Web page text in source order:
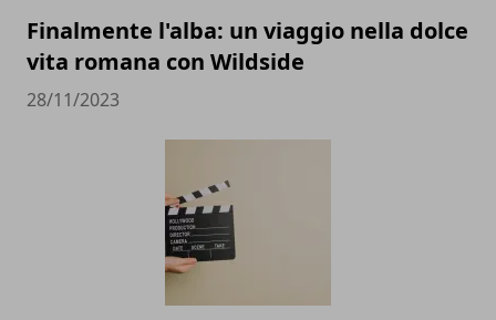
Finalmente l'alba: un viaggio nella dolce
vita romana con Wildside
28/11/2023